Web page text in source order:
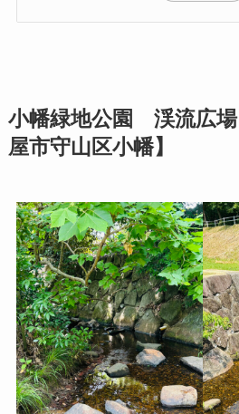
小幡緑地公園 渓流広場
屋市守山区小幡】